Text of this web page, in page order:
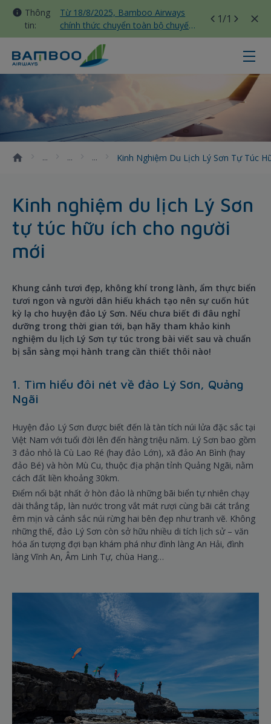
Thông
tin:
Từ 18/8/2025, Bamboo Airways
chính thức chuyển toàn bộ chuyến
bay nội địa sang nhà ga T3 Tân
Sơn Nhất
1/1
Kinh nghiệm du lịch Lý Sơn tự
Kinh Nghiệm Du Lịch Lý Sơn Tự Túc
Kinh nghiệm du lịch Lý Sơn
tự túc hữu ích cho người
mới
Khung cảnh tươi đẹp, không khí trong lành, ẩm thực biển
tươi ngon và người dân hiếu khách tạo nên sự cuốn hút
kỳ lạ cho huyện đảo Lý Sơn. Nếu chưa biết đi đâu nghỉ
dưỡng trong thời gian tới, bạn hãy tham khảo kinh
nghiệm du lịch Lý Sơn tự túc trong bài viết sau và chuẩn
bị sẵn sàng mọi hành trang cần thiết thôi nào!
1. Tìm hiểu đôi nét về đảo Lý Sơn, Quảng
Ngãi
Huyện đảo Lý Sơn được biết đến là tàn tích núi lửa đặc sắc tại
Việt Nam với tuổi đời lên đến hàng triệu năm. Lý Sơn bao gồm
3 đảo nhỏ là Cù Lao Ré (hay đảo Lớn), xã đảo An Bình (hay
đảo Bé) và hòn Mù Cu, thuộc địa phận tỉnh Quảng Ngãi, nằm
cách đất liền khoảng 30km.
Điểm nổi bật nhất ở hòn đảo là những bãi biển tự nhiên chạy
dài thẳng tắp, làn nước trong vắt mát rượi cùng bãi cát trắng
êm mịn và cảnh sắc núi rừng hai bên đẹp như tranh vẽ. Không
những thế, đảo Lý Sơn còn sở hữu nhiều di tích lịch sử – văn
hóa ấn tượng đợi bạn khám phá như đình làng An Hải, đình
làng Vĩnh An, Âm Linh Tự, chùa Hang…